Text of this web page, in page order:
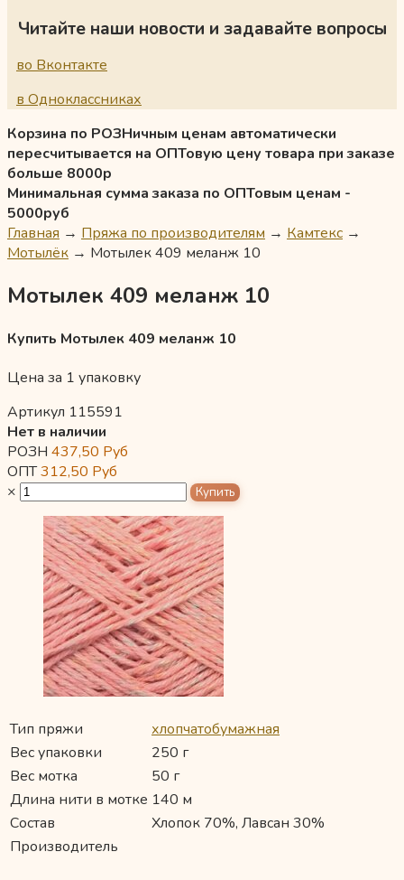
Читайте наши новости и задавайте вопросы
во Вконтакте
в Одноклассниках
Корзина по РОЗНичным ценам автоматически
пересчитывается на ОПТовую цену товара при заказе
больше 8000р
Минимальная сумма заказа по ОПТовым ценам -
5000руб
Главная → Пряжа по производителям → Камтекс →
Мотылёк → Мотылек 409 меланж 10
Мотылек 409 меланж 10
Купить Мотылек 409 меланж 10
Цена за 1 упаковку
Артикул 115591
Нет в наличии
РОЗН 437,50 Руб
ОПТ312,50 Руб
×
Тип пряжи
хлопчатобумажная
Вес упаковки
250 г
Вес мотка
50 г
Длина нити в мотке 140 м
Состав
Хлопок 70%, Лавсан 30%
Производитель